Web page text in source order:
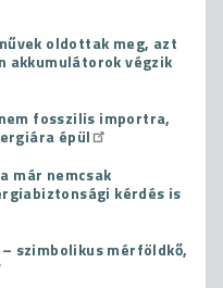
oldottak meg, azt
akkumulátorok végzik
fosszilis importra,
épül
már nemcsak
kérdés is
szimbolikus mérföldkő,